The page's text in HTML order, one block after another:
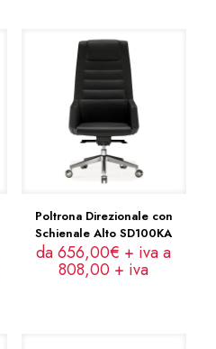
Poltrona Direzionale con
Schienale Alto SD100KA
da 656,00€ + iva a
808,00 + iva